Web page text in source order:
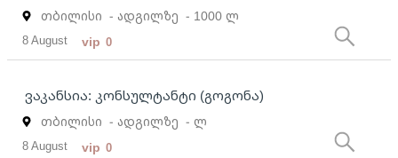
თბილისი - ადგილზე - 1000 ლ
8 August vip 0
ვაკანსია: კონსულტანტი (გოგონა)
თბილისი - ადგილზე - ლ
8 August vip 0